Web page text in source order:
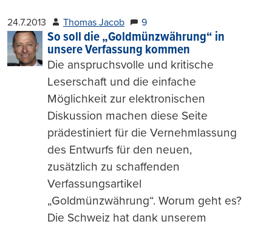
24.7.2013 Thomas Jacob 9
So soll die „Goldmünzwährung“ in
unsere Verfassung kommen
Die anspruchsvolle und kritische
Leserschaft und die einfache
Möglichkeit zur elektronischen
Diskussion machen diese Seite
prädestiniert für die Vernehmlassung
des Entwurfs für den neuen,
zusätzlich zu schaffenden
Verfassungsartikel
„Goldmünzwährung“. Worum geht es?
Die Schweiz hat dank unserem